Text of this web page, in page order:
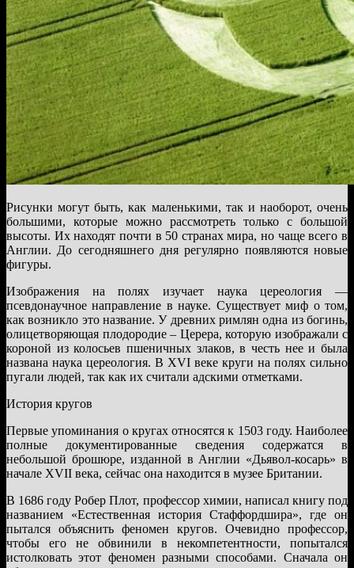
Рисунки могут быть, как маленькими, так и наоборот, очень
большими, которые можно рассмотреть только с большой
высоты. Их находят почти в 50 странах мира, но чаще всего в
Англии. До сегодняшнего дня регулярно появляются новые
фигуры.
Изображения на полях изучает наука цереология —
псевдонаучное направление в науке. Существует миф о том,
как возникло это название. У древних римлян одна из богинь,
олицетворяющая плодородие – Церера, которую изображали с
короной из колосьев пшеничных злаков, в честь нее и была
названа наука цереология. В XVI веке круги на полях сильно
пугали людей, так как их считали адскими отметками.
История кругов
Первые упоминания о кругах относятся к 1503 году. Наиболее
полные документированные сведения содержатся в
небольшой брошюре, изданной в Англии «Дьявол-косарь» в
начале XVII века, сейчас она находится в музее Британии.
В 1686 году Робер Плот, профессор химии, написал книгу под
названием «Естественная история Стаффордшира», где он
пытался объяснить феномен кругов. Очевидно профессор,
чтобы его не обвинили в некомпетентности, попытался
истолковать этот феномен разными способами. Сначала он